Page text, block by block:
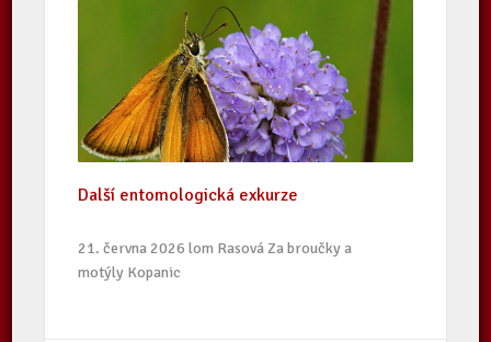
Další entomologická exkurze
21. června 2026 lom Rasová Za broučky a
motýly Kopanic